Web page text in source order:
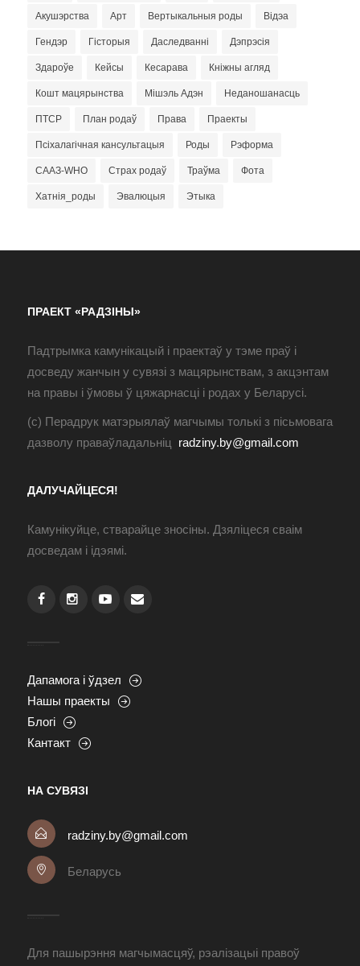
Акушэрства Арт Вертыкальныя роды Відэа
Гендэр Гісторыя Даследванні Дэпрэсія
Здароўе Кейсы Кесарава Кніжны агляд
Кошт мацярынства Мішэль Адэн Неданошанасць
ПТСР План родаў Права Праекты
Псіхалагічная кансультацыя Роды Рэформа
СААЗ-WHO Страх родаў Траўма Фота
Хатнія_роды Эвалюцыя Этыка
ПРАЕКТ «РАДЗІНЫ»
Падтрымка камунікацый і праектаў у тэме праў і
досведу жанчын у сувязі з мацярынствам, з акцэнтам
на правы і ўмовы ў цяжарнасці і родах у Беларусі.
(с) Перадрук матэрыялаў магчымы толькі з пісьмовага
дазволу праваўладальніц radziny.by@gmail.com
ДАЛУЧАЙЦЕСЯ!
Камунікуйце, стварайце зносіны. Дзяліцеся сваім
досведам і ідэямі.
Дапамога і ўдзел
Нашы праекты
Блогі
Кантакт
НА СУВЯЗІ
radziny.by@gmail.com
Беларусь
Для пашырэння магчымасцяў, рэалізацыі правоў